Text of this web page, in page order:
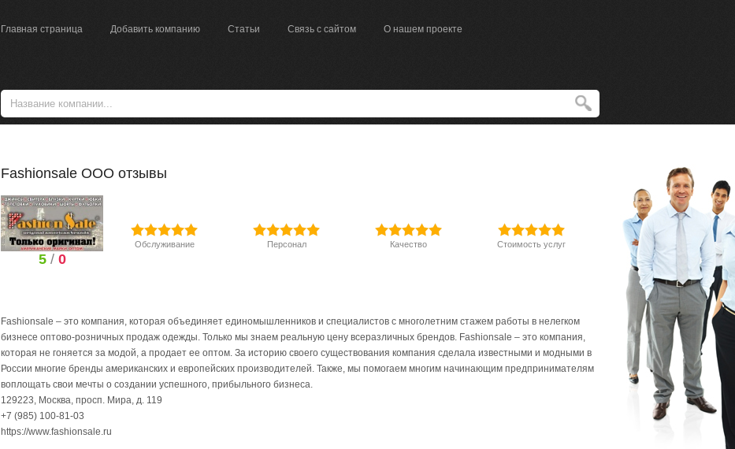
Главная страница Добавить компанию Статьи Связь с сайтом О нашем проекте
Fashionsale ООО отзывы
5/ 0
Обслуживание Персонал Качество Стоимость услуг
Fashionsale – это компания, которая объединяет единомышленников и специалистов с многолетним стажем работы в нелегком
бизнесе оптово-розничных продаж одежды. Только мы знаем реальную цену всеразличных брендов. Fashionsale – это компания,
которая не гоняется за модой, а продает ее оптом. За историю своего существования компания сделала известными и модными в
России многие бренды американских и европейских производителей. Также, мы помогаем многим начинающим предпринимателям
воплощать свои мечты о создании успешного, прибыльного бизнеса.
129223, Москва, просп. Мира, д. 119
+7 (985) 100-81-03
https://www.fashionsale.ru